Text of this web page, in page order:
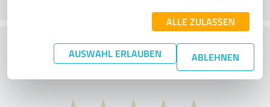
ALLE ZULASSEN
AUSWAHL ERLAUBEN ABLEHNEN
What do you think of the price to
performance ratio?